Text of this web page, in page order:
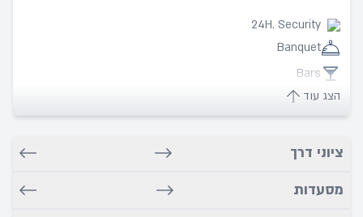
24H. Security
Banquet
Bars
Bathroom
Cleaning
הצג עוד
ציוני דרך
מסעדות